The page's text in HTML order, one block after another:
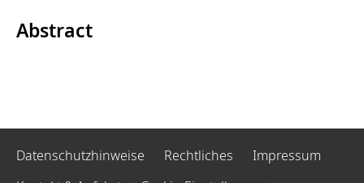
Abstract
Datenschutzhinweise Rechtliches
Impressum